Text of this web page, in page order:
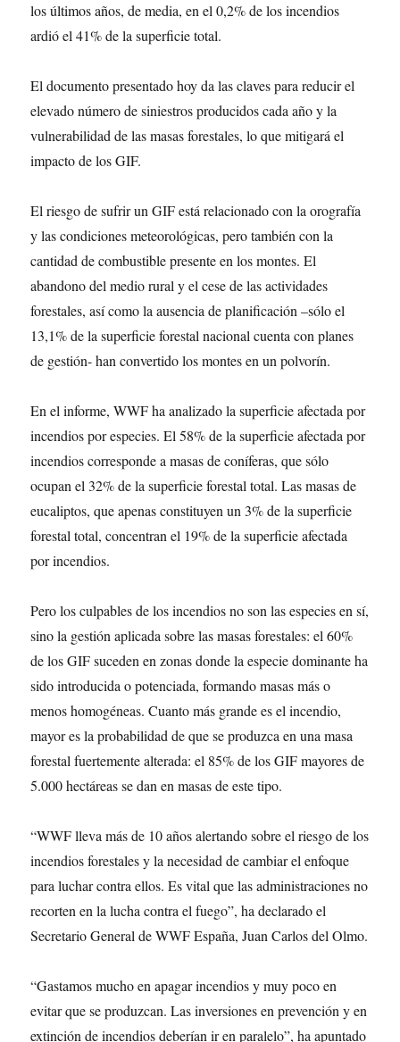
los últimos años, de media, en el 0,2% de los incendios
ardió el 41% de la superficie total.
El documento presentado hoy da las claves para reducir el
elevado número de siniestros producidos cada año y la
vulnerabilidad de las masas forestales, lo que mitigará el
impacto de los GIF.
El riesgo de sufrir un GIF está relacionado con la orografía
y las condiciones meteorológicas, pero también con la
cantidad de combustible presente en los montes. El
abandono del medio rural y el cese de las actividades
forestales, así como la ausencia de planificación –sólo el
13,1% de la superficie forestal nacional cuenta con planes
de gestión- han convertido los montes en un polvorín.
En el informe, WWF ha analizado la superficie afectada por
incendios por especies. El 58% de la superficie afectada por
incendios corresponde a masas de coníferas, que sólo
ocupan el 32% de la superficie forestal total. Las masas de
eucaliptos, que apenas constituyen un 3% de la superficie
forestal total, concentran el 19% de la superficie afectada
por incendios.
Pero los culpables de los incendios no son las especies en sí,
sino la gestión aplicada sobre las masas forestales: el 60%
de los GIF suceden en zonas donde la especie dominante ha
sido introducida o potenciada, formando masas más o
menos homogéneas. Cuanto más grande es el incendio,
mayor es la probabilidad de que se produzca en una masa
forestal fuertemente alterada: el 85% de los GIF mayores de
5.000 hectáreas se dan en masas de este tipo.
“WWF lleva más de 10 años alertando sobre el riesgo de los
incendios forestales y la necesidad de cambiar el enfoque
para luchar contra ellos. Es vital que las administraciones no
recorten en la lucha contra el fuego”, ha declarado el
Secretario General de WWF España, Juan Carlos del Olmo.
“Gastamos mucho en apagar incendios y muy poco en
evitar que se produzcan. Las inversiones en prevención y en
extinción de incendios deberían ir en paralelo”, ha apuntado